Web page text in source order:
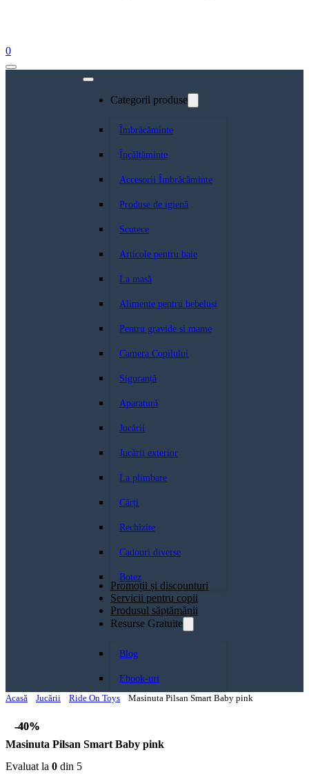
0
Categorii produse
Îmbrăcăminte
Încălțăminte
Accesorii Îmbrăcăminte
Produse de igienă
Scutece
Articole pentru baie
La masă
Alimente pentru bebeluși
Pentru gravide si mame
Camera Copilului
Siguranță
Aparatură
Jucării
Jucării exterior
La plimbare
Cărți
Rechizite
Cadouri diverse
Botez
Promoții și discounturi
Servicii pentru copii
Produsul săptămănii
Resurse Gratuite
Blog
Ebook-uri
Acasă
Jucării Ride On Toys Masinuta Pilsan Smart Baby pink
-40%
-40%
Masinuta Pilsan Smart Baby pink
Evaluat la 0 din 5